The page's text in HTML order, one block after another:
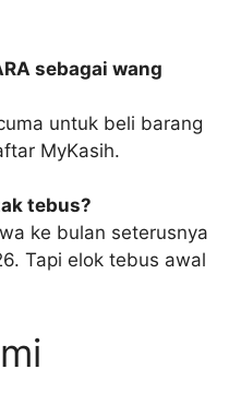
sebagai wang
untuk beli barang
MyKasih.
tebus?
ke bulan seterusnya
Tapi elok tebus awal